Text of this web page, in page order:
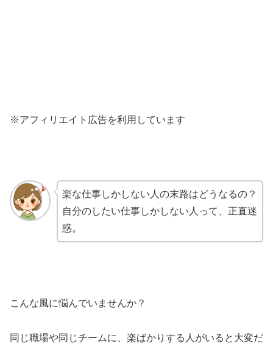
※アフィリエイト広告を利用しています
楽な仕事しかしない人の末路はどうなるの？
自分のしたい仕事しかしない人って、正直迷
惑。
こんな風に悩んでいませんか？
同じ職場や同じチームに、楽ばかりする人がいると大変だ